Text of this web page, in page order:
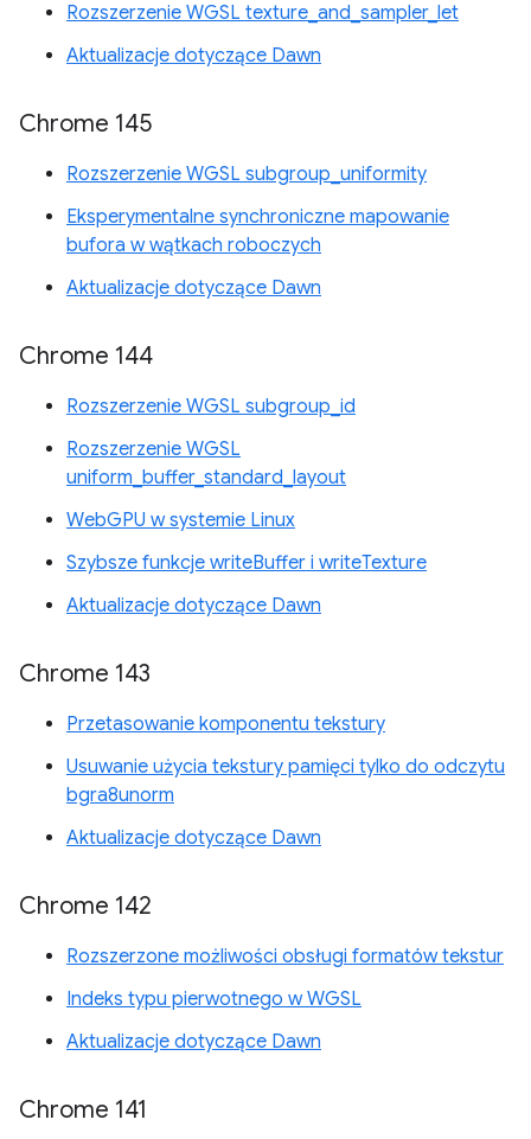
Rozszerzenie WGSL texture_and_sampler_let
Aktualizacje dotyczące Dawn
Chrome 145
Rozszerzenie WGSL subgroup_uniformity
Eksperymentalne synchroniczne mapowanie
bufora w wątkach roboczych
Aktualizacje dotyczące Dawn
Chrome 144
Rozszerzenie WGSL subgroup_id
Rozszerzenie WGSL
uniform_buffer_standard_layout
WebGPU w systemie Linux
Szybsze funkcje writeBuffer i writeTexture
Aktualizacje dotyczące Dawn
Chrome 143
Przetasowanie komponentu tekstury
Usuwanie użycia tekstury pamięci tylko do odczytu
bgra8unorm
Aktualizacje dotyczące Dawn
Chrome 142
Rozszerzone możliwości obsługi formatów tekstur
Indeks typu pierwotnego w WGSL
Aktualizacje dotyczące Dawn
Chrome 141